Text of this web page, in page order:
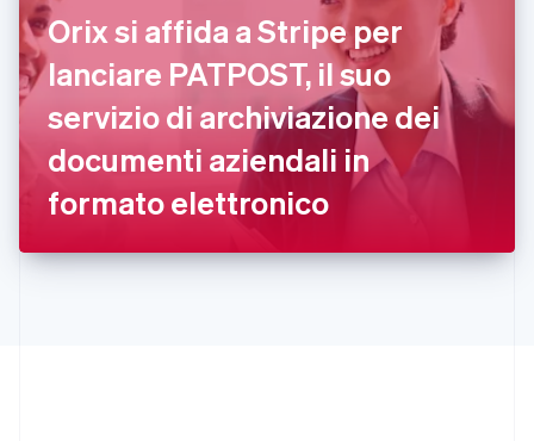
Orix si affida a Stripe per
lanciare PATPOST, il suo
servizio di archiviazione dei
documenti aziendali in
formato elettronico
English
English
Irlanda
English
Italia
ItalianoEnglish
Lettonia
Liechtenstein